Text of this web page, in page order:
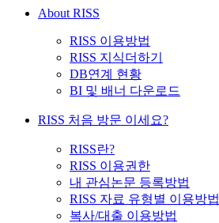
About RISS
RISS 이용방법
RISS 지식더하기
DB연계 현황
BI 및 배너 다운로드
RISS 처음 방문 이세요?
RISS란?
RISS 이용권한
내 관심논문 등록방법
RISS 자료 유형별 이용방법
복사/대출 이용방법